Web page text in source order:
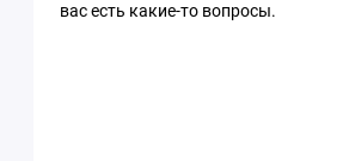
вас есть какие-то вопросы.